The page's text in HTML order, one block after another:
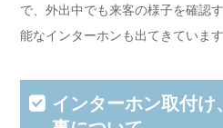
で、外出中でも来客の様子を確認
能なインターホンも出てきています
インターホン取付け